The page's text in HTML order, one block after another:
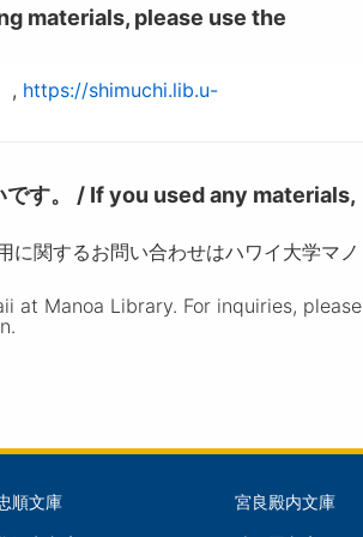
materials, please use the
, https://shimuchi.lib.u-
です。 / If you used any materials,
に関するお問い合わせはハワイ大学マノ
at Manoa Library. For inquiries, please
順文庫 宮良殿内文庫